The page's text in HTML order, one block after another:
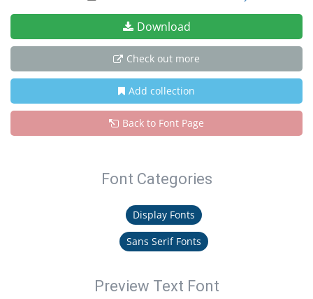
Download
Check out more
Add collection
Back to Font Page
Font Categories
Display Fonts
Sans Serif Fonts
Preview Text Font